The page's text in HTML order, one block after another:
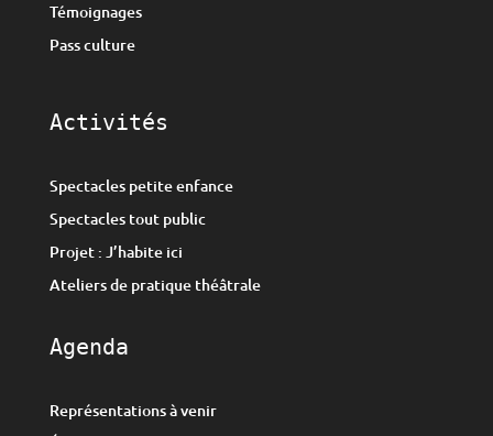
Témoignages
Pass culture
Activités
Spectacles petite enfance
Spectacles tout public
Projet : J’habite ici
Ateliers de pratique théâtrale
Agenda
Représentations à venir